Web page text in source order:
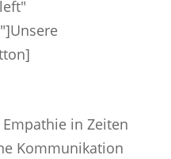
Empathie in Zeiten
Kommunikation